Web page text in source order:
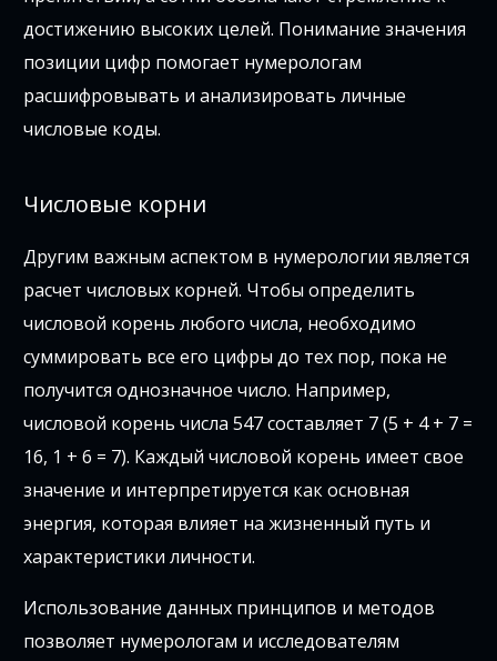
достижению высоких целей. Понимание значения
позиции цифр помогает нумерологам
расшифровывать и анализировать личные
числовые коды.
Числовые корни
Другим важным аспектом в нумерологии является
расчет числовых корней. Чтобы определить
числовой корень любого числа, необходимо
суммировать все его цифры до тех пор, пока не
получится однозначное число. Например,
числовой корень числа 547 составляет 7 (5 + 4 + 7 =
16, 1 + 6 = 7). Каждый числовой корень имеет свое
значение и интерпретируется как основная
энергия, которая влияет на жизненный путь и
характеристики личности.
Использование данных принципов и методов
позволяет нумерологам и исследователям